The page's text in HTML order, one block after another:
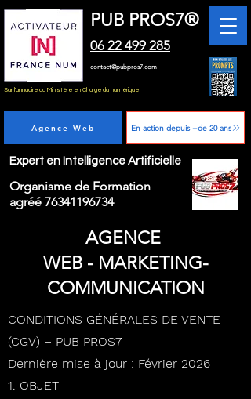
PUB PROS7®
06 22 499 285
contact@pubpros7.com
Sur l'annuaire du Ministère en Charge du numérique
Agence Web En action depuis +de 20 ans
Expert en Intelligence Artificielle
Organisme de Formation
agréé 76341196734
AGENCE
WEB - MARKETING-
COMMUNICATION
CONDITIONS GÉNÉRALES DE VENTE
(CGV) – PUB PROS7
Dernière mise à jour : Février 2026
1. OBJET